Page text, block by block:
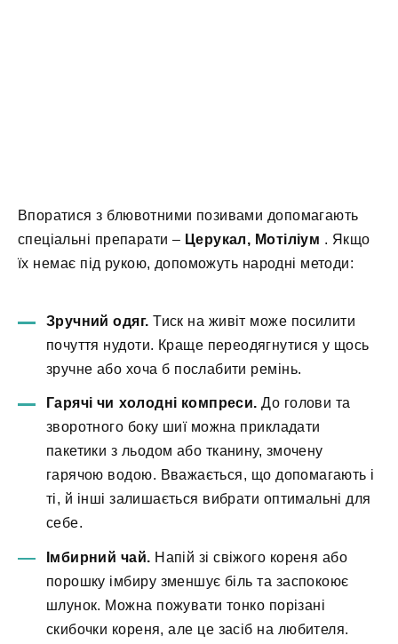
Впоратися з блювотними позивами допомагають
спеціальні препарати – Церукал, Мотіліум . Якщо
їх немає під рукою, допоможуть народні методи:
Зручний одяг. Тиск на живіт може посилити
почуття нудоти. Краще переодягнутися у щось
зручне або хоча б послабити ремінь.
Гарячі чи холодні компреси. До голови та
зворотного боку шиї можна прикладати
пакетики з льодом або тканину, змочену
гарячою водою. Вважається, що допомагають і
ті, й інші залишається вибрати оптимальні для
себе.
Імбирний чай. Напій зі свіжого кореня або
порошку імбиру зменшує біль та заспокоює
шлунок. Можна пожувати тонко порізані
скибочки кореня, але це засіб на любителя.